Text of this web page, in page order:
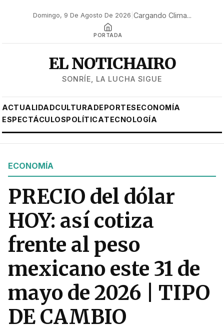
Domingo, 9 De Agosto De 2026 Cargando Clima...
PORTADA
EL NOTICHAIRO
SONRÍE, LA LUCHA SIGUE
ACTUALIDADCULTURADEPORTESECONOMÍA
ESPECTÁCULOSPOLÍTICATECNOLOGÍA
ECONOMÍA
PRECIO del dólar
HOY: así cotiza
frente al peso
mexicano este 31 de
mayo de 2026 | TIPO
DE CAMBIO